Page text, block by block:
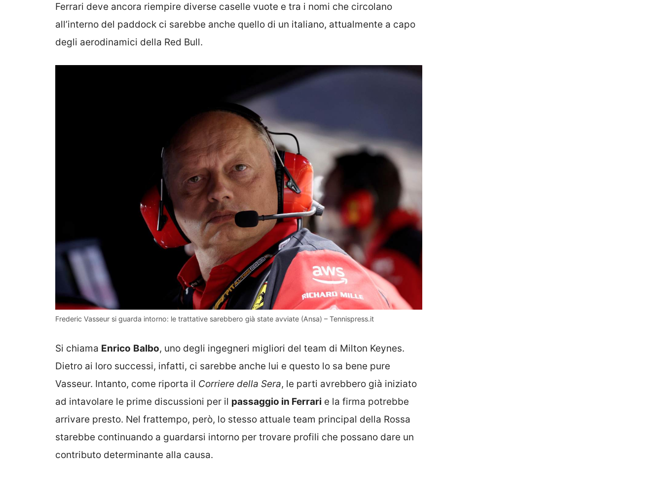
Ferrari deve ancora riempire diverse caselle vuote e tra i nomi che circolano
all’interno del paddock ci sarebbe anche quello di un italiano, attualmente a capo
degli aerodinamici della Red Bull.
Frederic Vasseur si guarda intorno: le trattative sarebbero già state avviate (Ansa) – Tennispress.it
Si chiama Enrico Balbo, uno degli ingegneri migliori del team di Milton Keynes.
Dietro ai loro successi, infatti, ci sarebbe anche lui e questo lo sa bene pure
Vasseur. Intanto, come riporta il Corriere della Sera, le parti avrebbero già iniziato
ad intavolare le prime discussioni per il passaggio in Ferrari e la firma potrebbe
arrivare presto. Nel frattempo, però, lo stesso attuale team principal della Rossa
starebbe continuando a guardarsi intorno per trovare profili che possano dare un
contributo determinante alla causa.